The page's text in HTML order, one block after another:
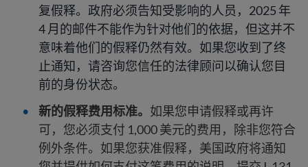
复假释。政府必须告知受影响的人员，2025 年
4 月的邮件不能作为针对他们的依据，但这并不
意味着他们的假释仍然有效。如果您收到了终
止通知，请咨询您信任的法律顾问以确认您目
前的身份状态。
新的假释费用标准。 如果您申请假释或再许
可，您必须支付 1,000 美元的费用，除非您符合
例外条件。如果您获准假释，美国政府将通知